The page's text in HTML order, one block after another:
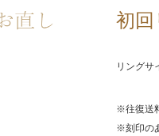
初
リングサ
※往復送
※刻印の